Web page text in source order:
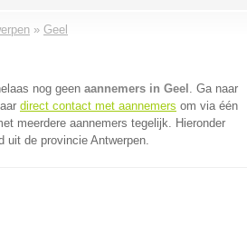
» Geel
nog geen aannemers in Geel . Ga naar
direct contact met aannemers om via één
meerdere aannemers tegelijk. Hieronder
uit de provincie Antwerpen.